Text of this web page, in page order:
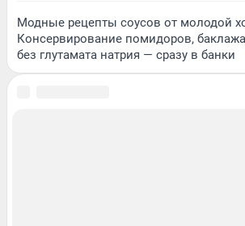
Модные рецепты соусов от молодой
Консервирование помидоров,
без глутамата натрия — сразу в банки